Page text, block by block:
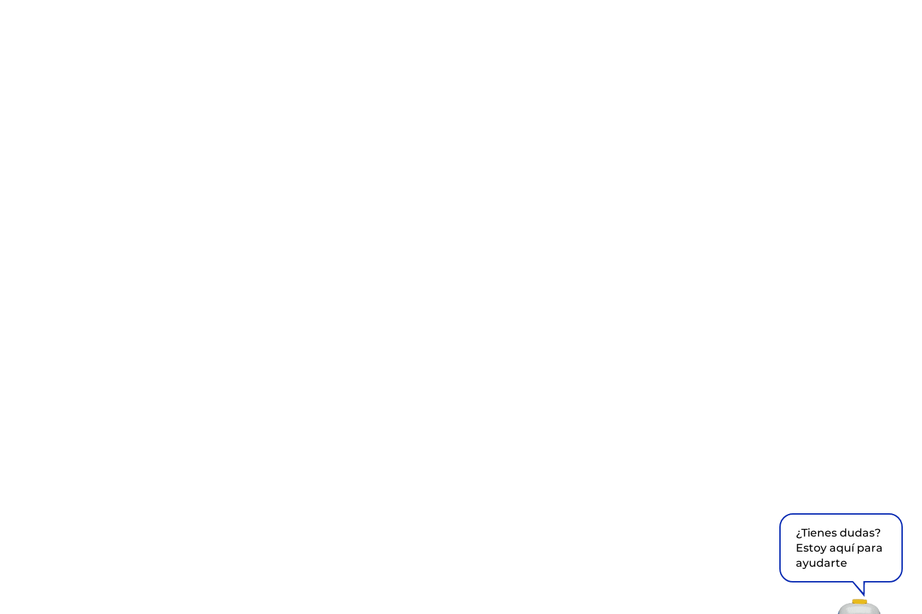
¿Tienes dudas?
Estoy aquí para
ayudarte